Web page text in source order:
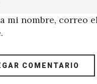
mi nombre, correo